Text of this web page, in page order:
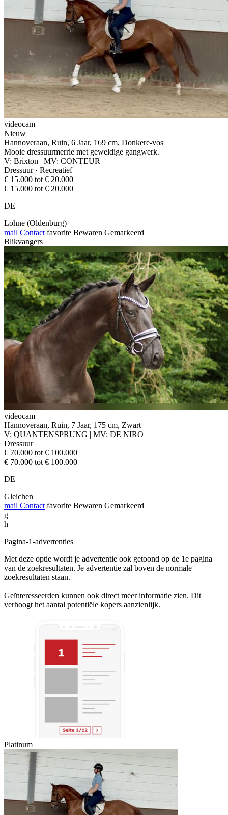
videocam
Nieuw
Hannoveraan, Ruin, 6 Jaar, 169 cm, Donkere-vos
Mooie dressuurmerrie met geweldige gangwerk.
V: Brixton | MV: CONTEUR
Dressuur · Recreatief
€ 15.000 tot € 20.000
€ 15.000 tot € 20.000
DE
Lohne (Oldenburg)
mail Contact favorite Bewaren Gemarkeerd
Blikvangers
videocam
Hannoveraan, Ruin, 7 Jaar, 175 cm, Zwart
V: QUANTENSPRUNG | MV: DE NIRO
Dressuur
€ 70.000 tot € 100.000
€ 70.000 tot € 100.000
DE
Gleichen
mail Contact favorite Bewaren Gemarkeerd
g
h
Pagina-1-advertenties
Met deze optie wordt je advertentie ook getoond op de 1e pagina
van de zoekresultaten. Je advertentie zal boven de normale
zoekresultaten staan.
Geïnteresseerden kunnen ook direct meer informatie zien. Dit
verhoogt het aantal potentiële kopers aanzienlijk.
Platinum